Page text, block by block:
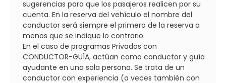
sugerencias para que los pasajeros realicen por su
cuenta. En la reserva del vehículo el nombre del
conductor será siempre el primero de la reserva a
menos que se indique lo contrario.
En el caso de programas Privados con
CONDUCTOR-GUÍA, actúan como conductor y guía
ayudante en una sola persona. Se trata de un
conductor con experiencia (a veces también con